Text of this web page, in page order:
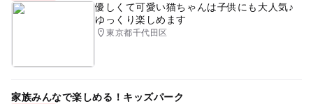
優しくて可愛い猫ちゃんは子供にも大人気♪
ゆっくり楽しめます
東京都千代田区
家族みんなで楽しめる！キッズパーク